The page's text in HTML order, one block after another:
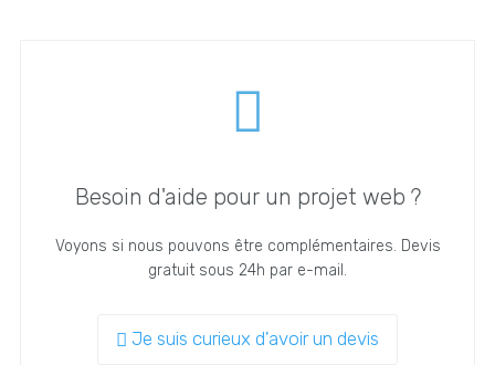
Besoin d'aide pour un projet web ?
Voyons si nous pouvons être complémentaires. Devis
gratuit sous 24h par e-mail.
Je suis curieux d'avoir un devis